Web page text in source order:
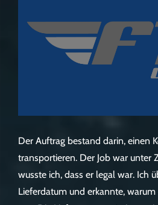
Der Auftrag bestand darin, einen
transportieren. Der Job war unter
wusste ich, dass er legal war. Ich
Lieferdatum und erkannte,